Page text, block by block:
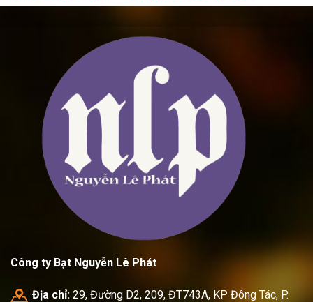
Công ty Bạt Nguyễn Lê Phát
Địa chỉ: 29, Đường D2, 209, ĐT743A, KP Đông Tác, P.